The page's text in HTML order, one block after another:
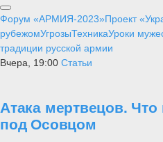
Форум «АРМИЯ-2023»Проект
рубежомУгрозыТехникаУроки
традиции русской армии
Вчера, 19:00 Статьи
Атака мертвецов.
под Осовцом